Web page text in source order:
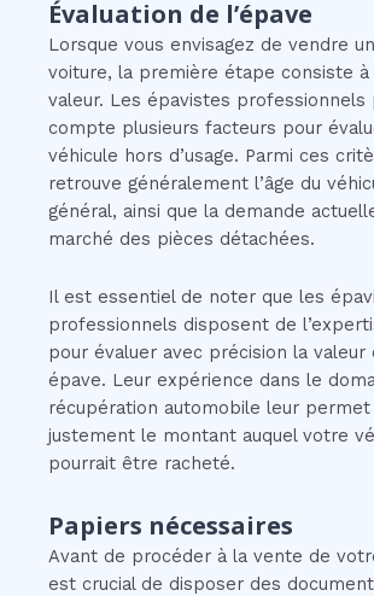
Évaluation de l’épave
Lorsque vous envisagez de vendre
voiture, la première étape consiste
valeur. Les épavistes
compte plusieurs facteurs pour
véhicule hors d’usage. Parmi ces
retrouve généralement l’âge du
général, ainsi que la demande
marché des pièces détachées.
Il est essentiel de noter que les
professionnels disposent de
pour évaluer avec précision la valeur
épave. Leur expérience dans le
récupération automobile leur permet
justement le montant auquel votre
pourrait être racheté.
Papiers nécessaires
Avant de procéder à la vente de
est crucial de disposer des